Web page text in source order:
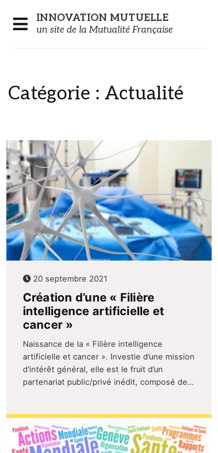
INNOVATION MUTUELLE
un site de la Mutualité Française
Catégorie : Actualité
20 septembre 2021
Création d’une « Filière
intelligence artificielle et
cancer »
Naissance de la « Filière intelligence
artificielle et cancer ». Investie d’une mission
d’intérêt général, elle est le fruit d’un
partenariat public/privé inédit, composé de…